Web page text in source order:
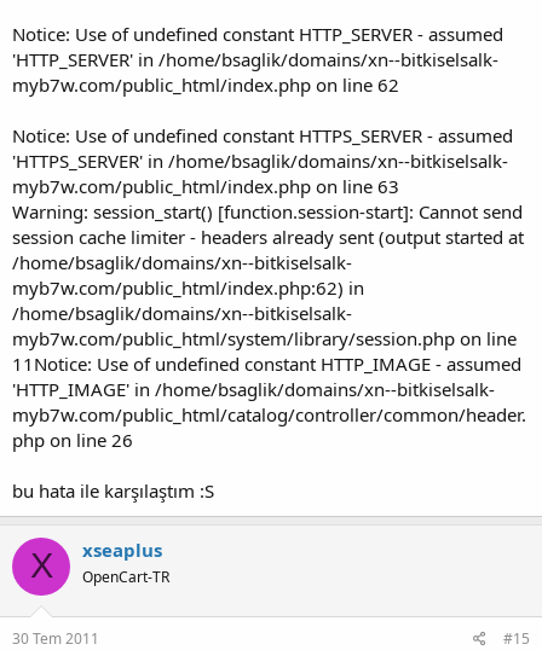
Notice: Use of undefined constant HTTP_SERVER - assumed
'HTTP_SERVER' in /home/bsaglik/domains/xn--bitkiselsalk-
myb7w.com/public_html/index.php on line 62
Notice: Use of undefined constant HTTPS_SERVER - assumed
'HTTPS_SERVER' in /home/bsaglik/domains/xn--bitkiselsalk-
myb7w.com/public_html/index.php on line 63
Warning: session_start() [function.session-start]: Cannot send
session cache limiter - headers already sent (output started at
/home/bsaglik/domains/xn--bitkiselsalk-
myb7w.com/public_html/index.php:62) in
/home/bsaglik/domains/xn--bitkiselsalk-
myb7w.com/public_html/system/library/session.php on line
11Notice: Use of undefined constant HTTP_IMAGE - assumed
'HTTP_IMAGE' in /home/bsaglik/domains/xn--bitkiselsalk-
myb7w.com/public_html/catalog/controller/common/header.
php on line 26
bu hata ile karşılaştım :S
X xseaplus
OpenCart-TR
30 Tem 2011 #15